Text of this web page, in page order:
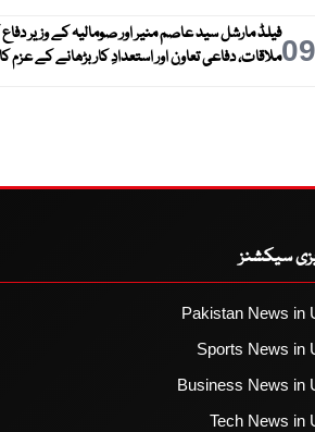
09فیلڈ مارشل سید عاصم منیر اور صومالیہ کے وزیر
ملاقات، دفاعی تعاون اور استعدادِ کار بڑھانے کے عزم
سیکشنز
Pakistan News in
Sports News in
Business News in
Tech News in